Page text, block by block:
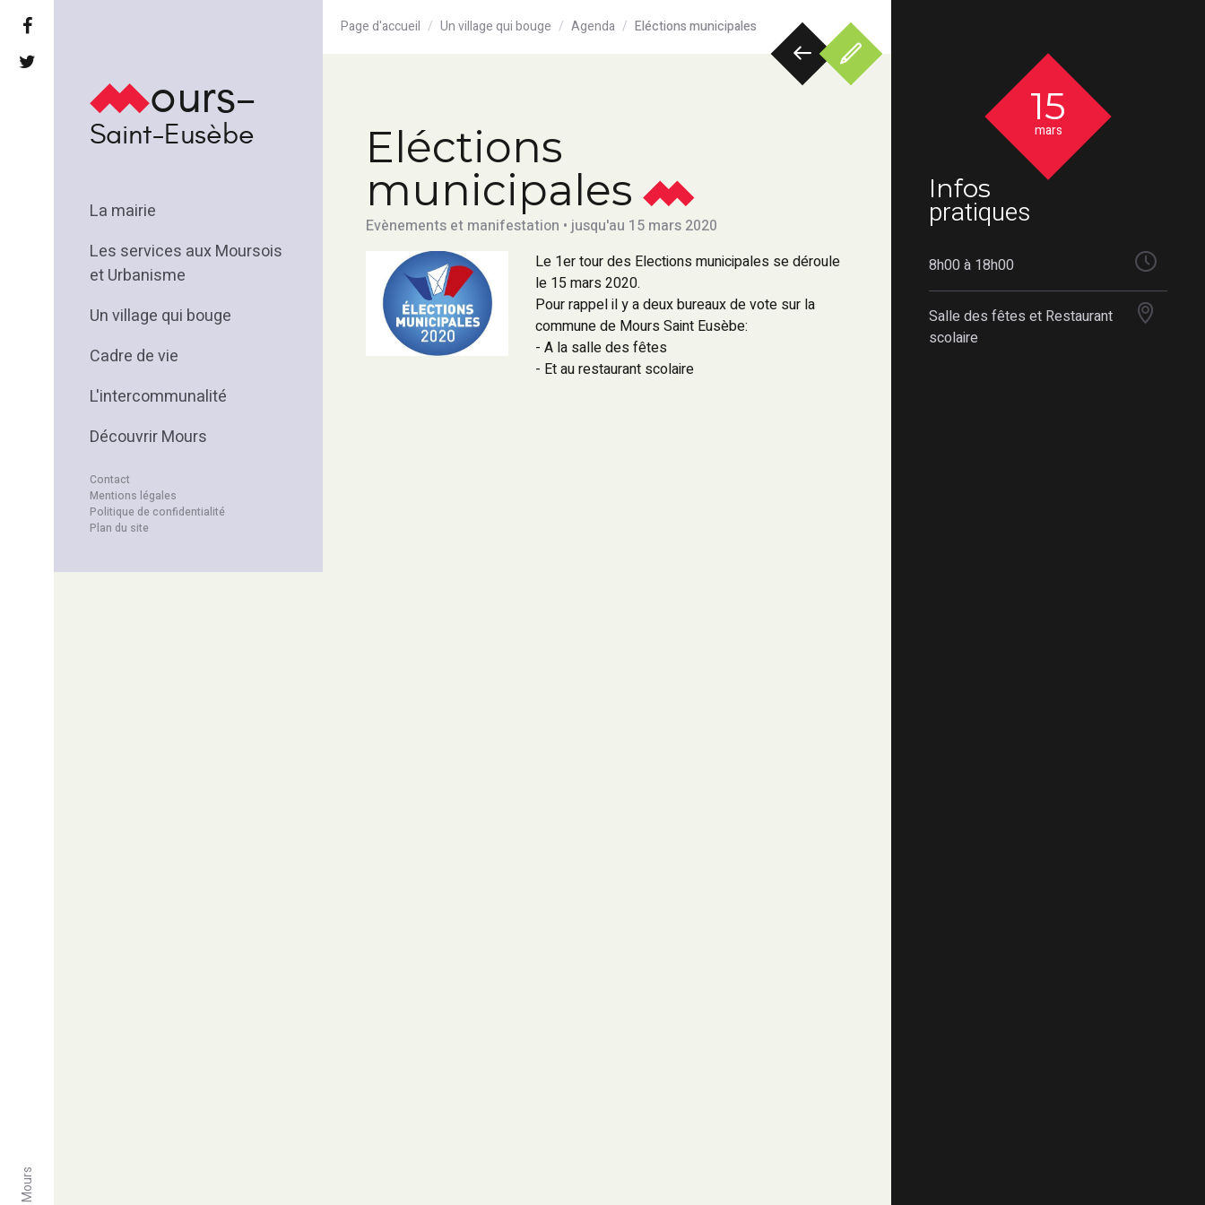
ours-
Saint-Eusèbe
La mairie
Les services aux Moursois
et Urbanisme
Un village qui bouge
Cadre de vie
L'intercommunalité
Découvrir Mours
Contact
Mentions légales
Politique de confidentialité
Plan du site
Page d'accueil Un village qui bouge Agenda Eléctions municipales
Eléctions
municipales
Evènements et manifestation • jusqu'au 15 mars 2020
Le 1er tour des Elections municipales se déroule
le 15 mars 2020.
Pour rappel il y a deux bureaux de vote sur la
commune de Mours Saint Eusèbe:
- A la salle des fêtes
- Et au restaurant scolaire
15
mars
Infos
pratiques
8h00 à 18h00
Salle des fêtes et Restaurant
scolaire